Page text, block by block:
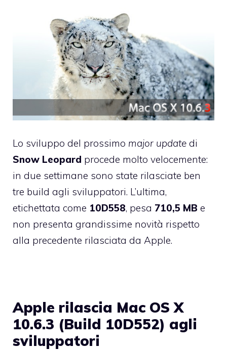
Lo sviluppo del prossimo major update di
Snow Leopard procede molto velocemente:
in due settimane sono state rilasciate ben
tre build agli sviluppatori. L’ultima,
etichettata come 10D558, pesa 710,5 MB e
non presenta grandissime novità rispetto
alla precedente rilasciata da Apple.
Apple rilascia Mac OS X
10.6.3 (Build 10D552) agli
sviluppatori